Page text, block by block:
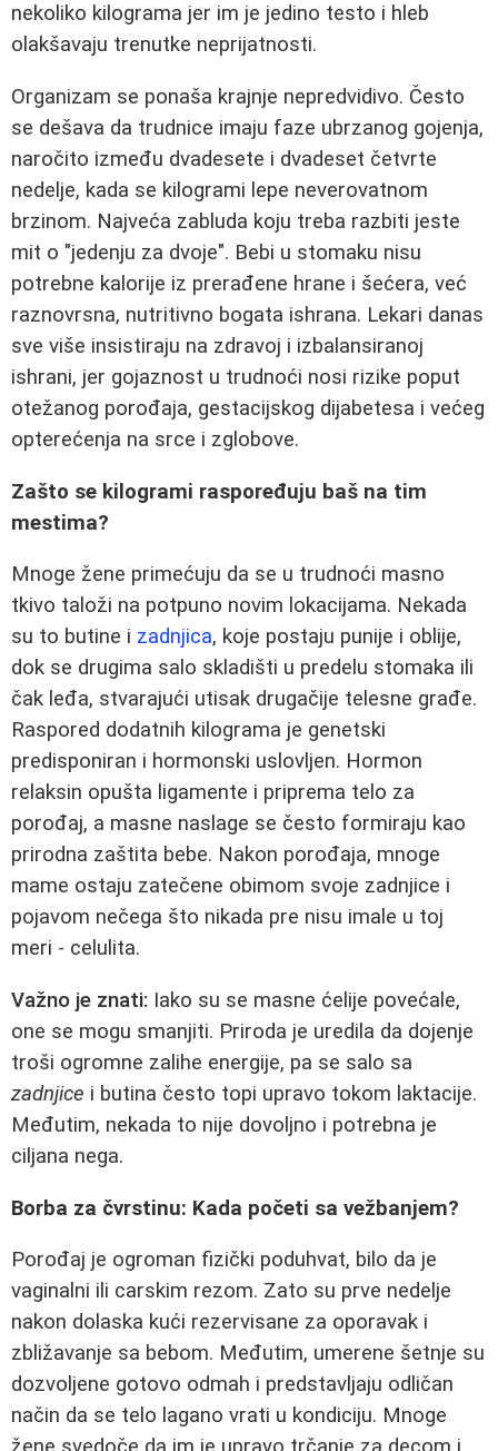
nekoliko kilograma jer im je jedino testo i hleb
olakšavaju trenutke neprijatnosti.
Organizam se ponaša krajnje nepredvidivo. Često
se dešava da trudnice imaju faze ubrzanog gojenja,
naročito između dvadesete i dvadeset četvrte
nedelje, kada se kilogrami lepe neverovatnom
brzinom. Najveća zabluda koju treba razbiti jeste
mit o "jedenju za dvoje". Bebi u stomaku nisu
potrebne kalorije iz prerađene hrane i šećera, već
raznovrsna, nutritivno bogata ishrana. Lekari danas
sve više insistiraju na zdravoj i izbalansiranoj
ishrani, jer gojaznost u trudnoći nosi rizike poput
otežanog porođaja, gestacijskog dijabetesa i većeg
opterećenja na srce i zglobove.
Zašto se kilogrami raspoređuju baš na tim
mestima?
Mnoge žene primećuju da se u trudnoći masno
tkivo taloži na potpuno novim lokacijama. Nekada
su to butine i zadnjica, koje postaju punije i oblije,
dok se drugima salo skladišti u predelu stomaka ili
čak leđa, stvarajući utisak drugačije telesne građe.
Raspored dodatnih kilograma je genetski
predisponiran i hormonski uslovljen. Hormon
relaksin opušta ligamente i priprema telo za
porođaj, a masne naslage se često formiraju kao
prirodna zaštita bebe. Nakon porođaja, mnoge
mame ostaju zatečene obimom svoje zadnjice i
pojavom nečega što nikada pre nisu imale u toj
meri - celulita.
Važno je znati: Iako su se masne ćelije povećale,
one se mogu smanjiti. Priroda je uredila da dojenje
troši ogromne zalihe energije, pa se salo sa
zadnjice i butina često topi upravo tokom laktacije.
Međutim, nekada to nije dovoljno i potrebna je
ciljana nega.
Borba za čvrstinu: Kada početi sa vežbanjem?
Porođaj je ogroman fizički poduhvat, bilo da je
vaginalni ili carskim rezom. Zato su prve nedelje
nakon dolaska kući rezervisane za oporavak i
zbližavanje sa bebom. Međutim, umerene šetnje su
dozvoljene gotovo odmah i predstavljaju odličan
način da se telo lagano vrati u kondiciju. Mnoge